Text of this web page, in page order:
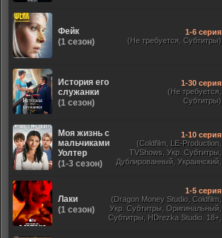
Фейк
(1 сезон)
1-6 серия
(Не требуется, Субтитры)
История его
служанки
(1 сезон)
1-30 серия
(Не требуется,
Субтитры)
Моя жизнь с
мальчиками
Уолтер
(1-3 сезон)
1-10 серия
(Coldfilm, LE-Production,
TVShows, Укр. Субтитры,
Дублированный, Украинский,
Лаки
(1 сезон)
1-5 серия
(Dragon Money Studio, Coldfilm,
Укр. Субтитры, Оригинальный,
Субтитры, HDrezka Studio. 18+,